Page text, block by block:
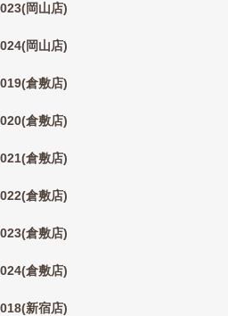
岡山店)
岡山店)
倉敷店)
倉敷店)
倉敷店)
倉敷店)
倉敷店)
倉敷店)
新宿店)